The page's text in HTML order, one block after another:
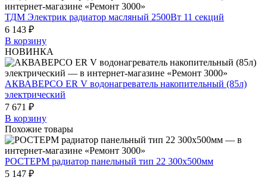
ТДМ Электрик радиатор масляный 2500Вт 11 секций
6 143 ₽
В корзину
НОВИНКА
АКВАВЕРСО ER V водонагреватель накопительный (85л)
электрический
7 671 ₽
В корзину
Похожие товары
РОСТЕРМ радиатор панельный тип 22 300х500мм
5 147 ₽